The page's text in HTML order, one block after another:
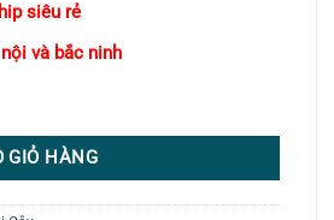
siêu rẻ
và bắc ninh
GIỎ HÀNG